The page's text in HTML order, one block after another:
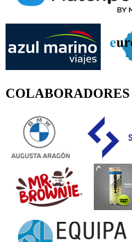
COLABORADORES